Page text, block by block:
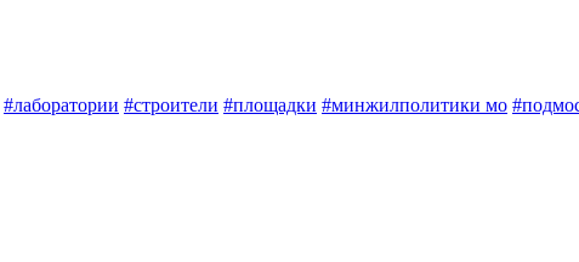
#лаборатории #строители #площадки #минжилполитики мо